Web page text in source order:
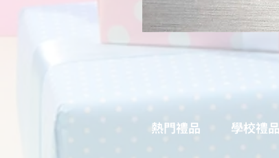
熱門禮品 學校禮